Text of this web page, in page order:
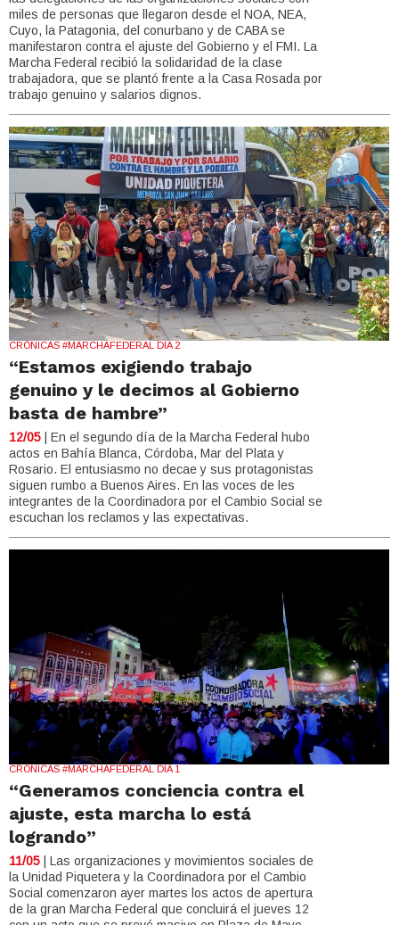
miles de personas que llegaron desde el NOA, NEA,
Cuyo, la Patagonia, del conurbano y de CABA se
manifestaron contra el ajuste del Gobierno y el FMI. La
Marcha Federal recibió la solidaridad de la clase
trabajadora, que se plantó frente a la Casa Rosada por
trabajo genuino y salarios dignos.
CRÓNICAS #MARCHAFEDERAL DÍA 2
“Estamos exigiendo trabajo
genuino y le decimos al Gobierno
basta de hambre”
12/05 | En el segundo día de la Marcha Federal hubo
actos en Bahía Blanca, Córdoba, Mar del Plata y
Rosario. El entusiasmo no decae y sus protagonistas
siguen rumbo a Buenos Aires. En las voces de les
integrantes de la Coordinadora por el Cambio Social se
escuchan los reclamos y las expectativas.
CRÓNICAS #MARCHAFEDERAL DÍA 1
“Generamos conciencia contra el
ajuste, esta marcha lo está
logrando”
11/05 | Las organizaciones y movimientos sociales de
la Unidad Piquetera y la Coordinadora por el Cambio
Social comenzaron ayer martes los actos de apertura
de la gran Marcha Federal que concluirá el jueves 12